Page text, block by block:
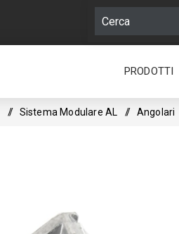
PRODOTTI
/ Sistema Modulare AL / Angolari